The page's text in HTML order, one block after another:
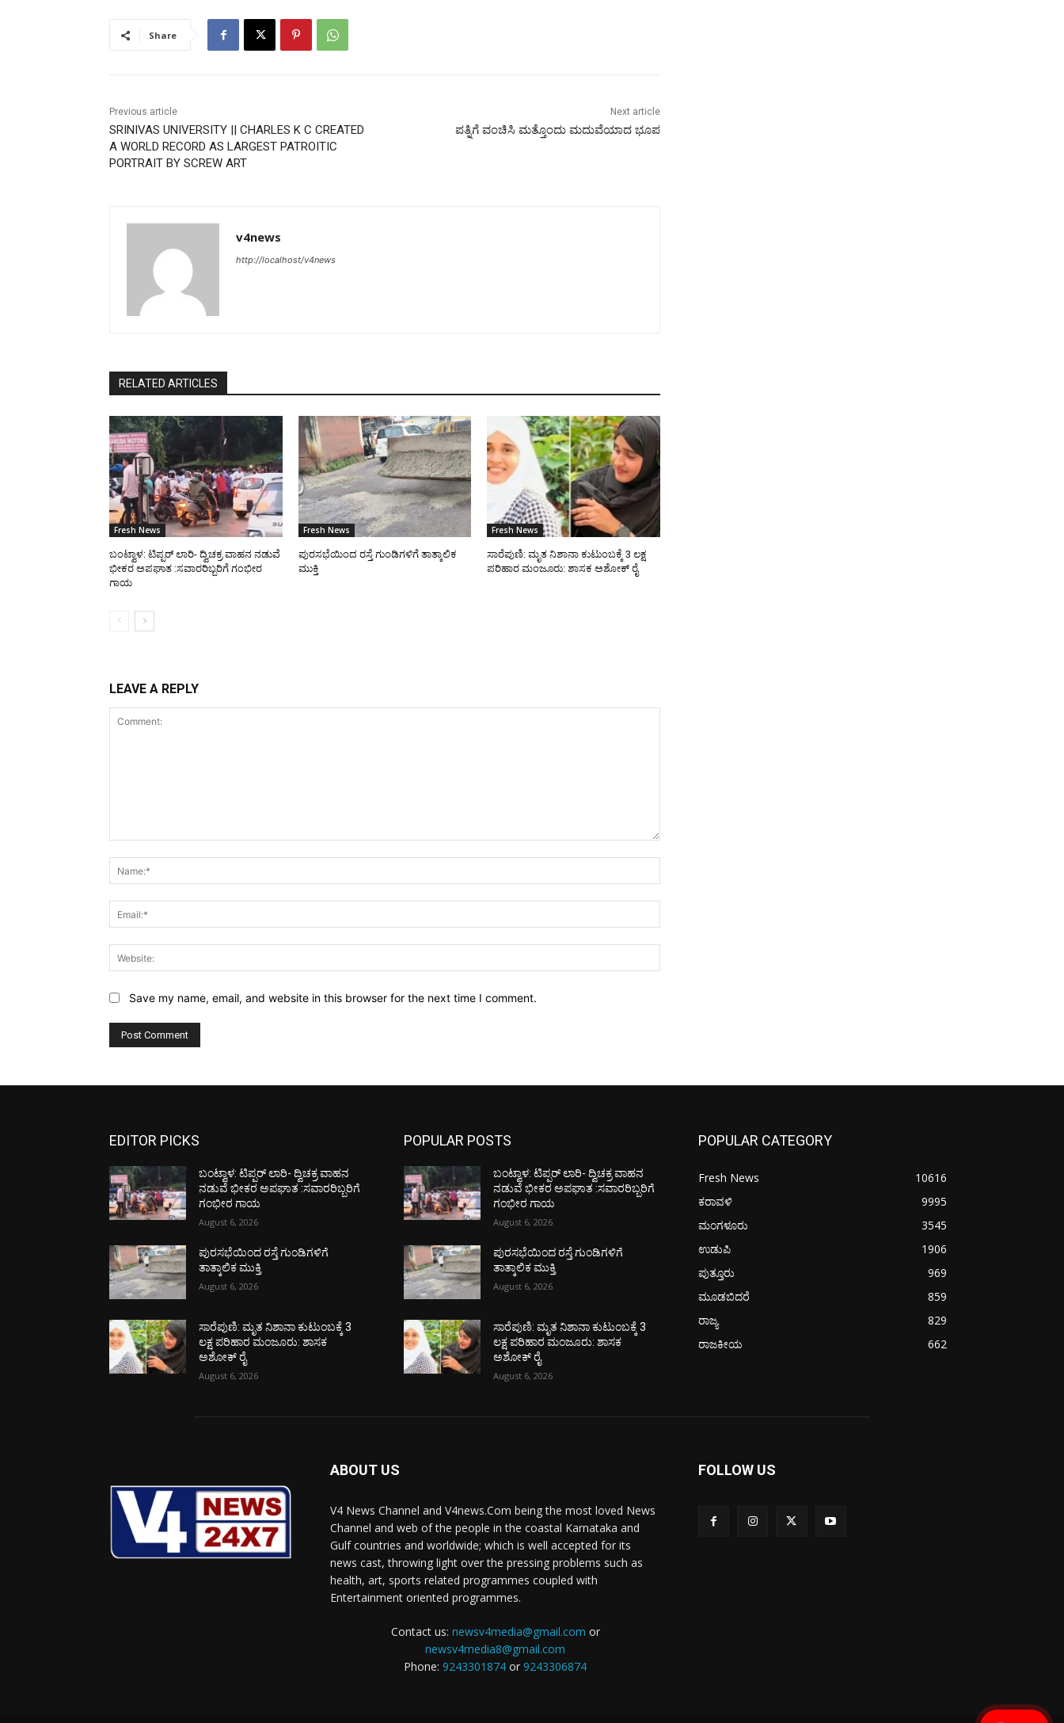
Share
Previous article
SRINIVAS UNIVERSITY || CHARLES K C CREATED
A WORLD RECORD AS LARGEST PATROITIC
PORTRAIT BY SCREW ART
Next article
ಪತ್ನಿಗೆ ವಂಚಿಸಿ ಮತ್ತೊಂದು ಮದುವೆಯಾದ ಭೂಪ
v4news
http://localhost/v4news
RELATED ARTICLES
Fresh News
ಬಂಟ್ವಾಳ: ಟಿಪ್ಪರ್ ಲಾರಿ- ದ್ವಿಚಕ್ರ ವಾಹನ ನಡುವೆ
ಭೀಕರ ಅಪಘಾತ :ಸವಾರರಿಬ್ಬರಿಗೆ ಗಂಭೀರ
ಗಾಯ
Fresh News
ಪುರಸಭೆಯಿಂದ ರಸ್ತೆ ಗುಂಡಿಗಳಿಗೆ ತಾತ್ಕಾಲಿಕ
ಮುಕ್ತಿ
Fresh News
ಸಾರೆಪುಣಿ: ಮೃತ ನಿಶಾನಾ ಕುಟುಂಬಕ್ಕೆ 3 ಲಕ್ಷ
ಪರಿಹಾರ ಮಂಜೂರು: ಶಾಸಕ ಅಶೋಕ್ ರೈ
LEAVE A REPLY
Save my name, email, and website in this browser for the next time I comment.
EDITOR PICKS
ಬಂಟ್ವಾಳ: ಟಿಪ್ಪರ್ ಲಾರಿ- ದ್ವಿಚಕ್ರ ವಾಹನ
ನಡುವೆ ಭೀಕರ ಅಪಘಾತ :ಸವಾರರಿಬ್ಬರಿಗೆ
ಗಂಭೀರ ಗಾಯ
August 6, 2026
ಪುರಸಭೆಯಿಂದ ರಸ್ತೆ ಗುಂಡಿಗಳಿಗೆ
ತಾತ್ಕಾಲಿಕ ಮುಕ್ತಿ
August 6, 2026
ಸಾರೆಪುಣಿ: ಮೃತ ನಿಶಾನಾ ಕುಟುಂಬಕ್ಕೆ 3
ಲಕ್ಷ ಪರಿಹಾರ ಮಂಜೂರು: ಶಾಸಕ
ಅಶೋಕ್ ರೈ
August 6, 2026
POPULAR POSTS
ಬಂಟ್ವಾಳ: ಟಿಪ್ಪರ್ ಲಾರಿ- ದ್ವಿಚಕ್ರ ವಾಹನ
ನಡುವೆ ಭೀಕರ ಅಪಘಾತ :ಸವಾರರಿಬ್ಬರಿಗೆ
ಗಂಭೀರ ಗಾಯ
August 6, 2026
ಪುರಸಭೆಯಿಂದ ರಸ್ತೆ ಗುಂಡಿಗಳಿಗೆ
ತಾತ್ಕಾಲಿಕ ಮುಕ್ತಿ
August 6, 2026
ಸಾರೆಪುಣಿ: ಮೃತ ನಿಶಾನಾ ಕುಟುಂಬಕ್ಕೆ 3
ಲಕ್ಷ ಪರಿಹಾರ ಮಂಜೂರು: ಶಾಸಕ
ಅಶೋಕ್ ರೈ
August 6, 2026
POPULAR CATEGORY
Fresh News
10616
ಕರಾವಳಿ
9995
ಮಂಗಳೂರು
3545
ಉಡುಪಿ
1906
ಪುತ್ತೂರು
969
ಮೂಡಬಿದರೆ
859
ರಾಜ್ಯ
829
ರಾಜಕೀಯ
662
ABOUT US
V4 News Channel and V4news.Com being the most loved News
Channel and web of the people in the coastal Karnataka and
Gulf countries and worldwide; which is well accepted for its
news cast, throwing light over the pressing problems such as
health, art, sports related programmes coupled with
Entertainment oriented programmes.
Contact us: newsv4media@gmail.com or
newsv4media8@gmail.com
Phone: 9243301874 or 9243306874
FOLLOW US